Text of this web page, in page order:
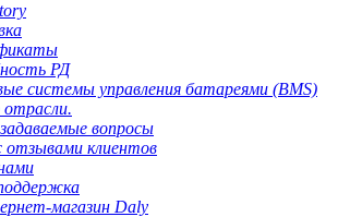
РД
системы управления батареями (BMS)
отрасли.
вопросы
отзывами клиентов
магазин Daly